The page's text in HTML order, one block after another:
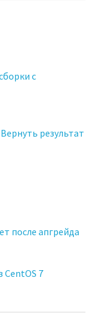
с
результат
после апгрейда
CentOS 7